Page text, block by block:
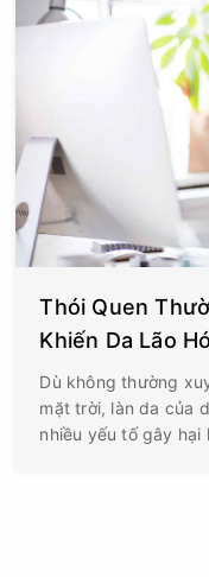
Thói Quen
Khiến Da Lão
Dù không thường
mặt trời, làn da của
nhiều yếu tố gây hại